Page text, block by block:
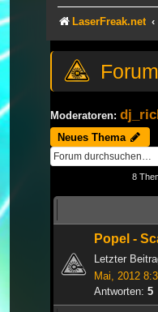
LaserFreak.net
Moderatoren:
Neues Thema
8
Popel -
Letzter
Mai, 2012
Antworten: 5